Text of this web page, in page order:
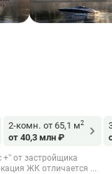
2-комн. от 65,1 м2
от 40,3 млн ₽
от застройщика
ЖК отличается ...